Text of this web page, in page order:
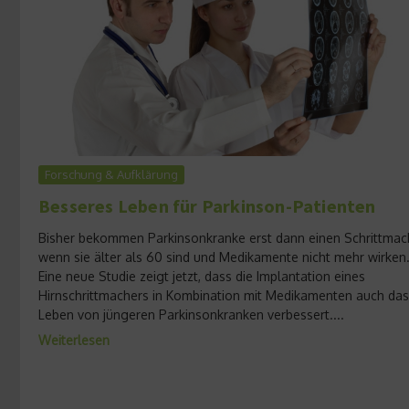
Forschung & Aufklärung
Besseres Leben für Parkinson-Patienten
Bisher bekommen Parkinsonkranke erst dann einen
wenn sie älter als 60 sind und Medikamente nicht mehr wirken.
Eine neue Studie zeigt jetzt, dass die Implantation eines
Hirnschrittmachers in Kombination mit Medikamenten auch das
Leben von jüngeren Parkinsonkranken verbessert....
Weiterlesen